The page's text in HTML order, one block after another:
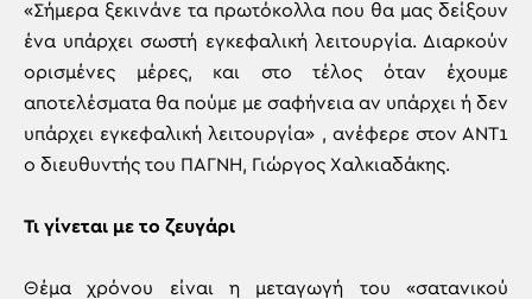
«Σήμερα ξεκινάνε τα πρωτόκολλα που θα μας δείξουν
ένα υπάρχει σωστή εγκεφαλική λειτουργία. Διαρκούν
ορισμένες μέρες, και στο τέλος όταν έχουμε
αποτελέσματα θα πούμε με σαφήνεια αν υπάρχει ή δεν
υπάρχει εγκεφαλική λειτουργία» , ανέφερε στον ΑΝΤ1
ο διευθυντής του ΠΑΓΝΗ, Γιώργος Χαλκιαδάκης.
Τι γίνεται με το ζευγάρι
Θέμα χρόνου είναι η μεταγωγή του «σατανικού